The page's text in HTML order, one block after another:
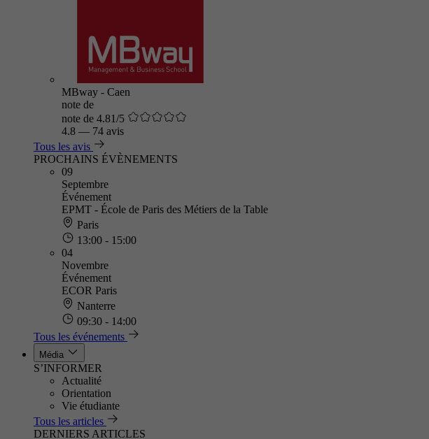
MBway - Caen
note de
note de 4.81/5
4.8 — 74 avis
Tous les avis
PROCHAINS ÉVÈNEMENTS
09
Septembre
Événement
EPMT - École de Paris des Métiers de la Table
Paris
13:00 - 15:00
04
Novembre
Événement
ECOR Paris
Nanterre
09:30 - 14:00
Tous les événements
Média
S’INFORMER
Actualité
Orientation
Vie étudiante
Tous les articles
DERNIERS ARTICLES